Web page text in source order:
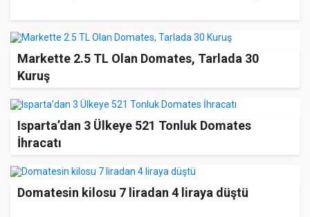
Markette 2.5 TL Olan Domates, Tarlada 30
Kuruş
Isparta’dan 3 Ülkeye 521 Tonluk Domates
İhracatı
Domatesin kilosu 7 liradan 4 liraya düştü